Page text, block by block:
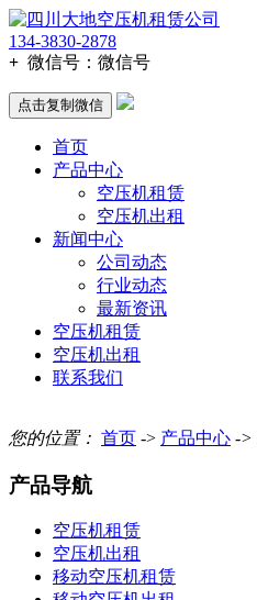
134-3830-2878
+ 微信号： 微信号
点击复制微信
首页
产品中心
空压机租赁
空压机出租
新闻中心
公司动态
行业动态
最新资讯
空压机租赁
空压机出租
联系我们
您的位置： 首页 -> 产品中心 ->
产品导航
空压机租赁
空压机出租
移动空压机租赁